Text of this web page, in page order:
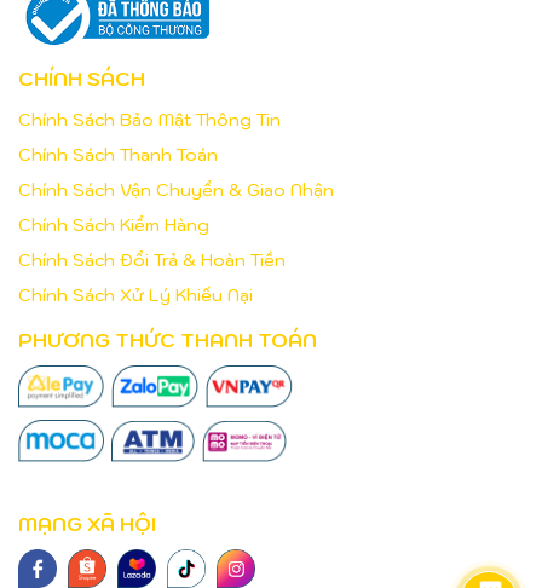
CHÍNH SÁCH
Chính Sách Bảo Mật Thông Tin
Chính Sách Thanh Toán
Chính Sách Vận Chuyển & Giao Nhận
Chính Sách Kiểm Hàng
Chính Sách Đổi Trả & Hoàn Tiền
Chính Sách Xử Lý Khiếu Nại
PHƯƠNG THỨC THANH TOÁN
MẠNG XÃ HỘI